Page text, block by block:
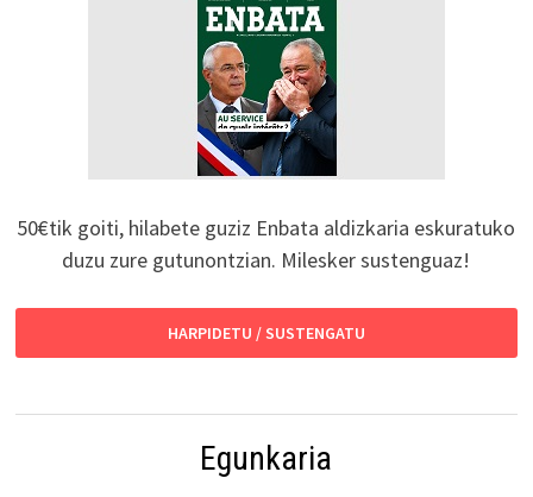
50€tik goiti, hilabete guziz Enbata aldizkaria eskuratuko
duzu zure gutunontzian. Milesker sustenguaz!
HARPIDETU / SUSTENGATU
Egunkaria